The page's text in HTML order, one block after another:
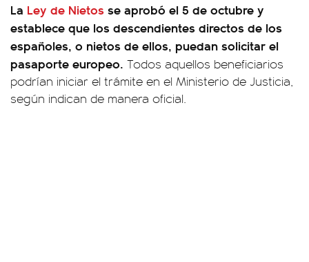
La Ley de Nietos se aprobó el 5 de octubre y
establece que los descendientes directos de los
españoles, o nietos de ellos, puedan solicitar el
pasaporte europeo. Todos aquellos beneficiarios
podrían iniciar el trámite en el Ministerio de Justicia,
según indican de manera oficial.